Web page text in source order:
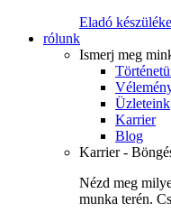
Eladó
rólunk
Ismerj meg
Üzleteink
Karrier
Blog
Karrier -
Nézd meg
munka terén.